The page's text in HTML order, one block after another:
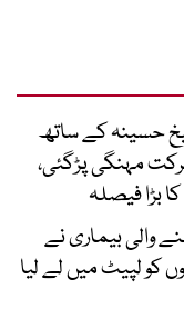
حسینہ کے ساتھ
مہنگی پڑگئی،
بڑا فیصلہ
والی بیماری نے